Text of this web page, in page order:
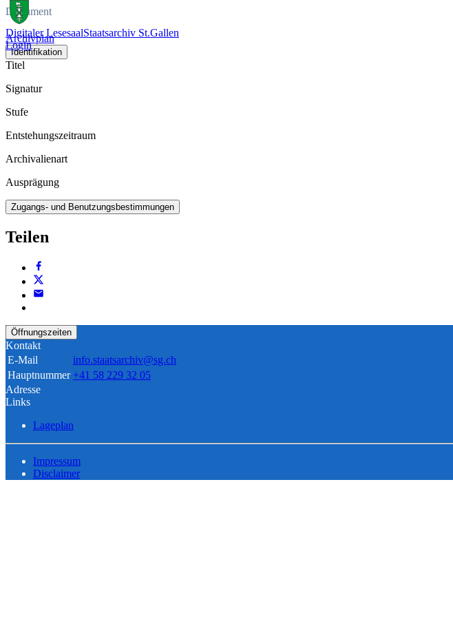
Digitaler LesesaalStaatsarchiv St.Gallen
Login
Dokument
Archivplan
Identifikation
Titel
Signatur
Stufe
Entstehungszeitraum
Archivalienart
Ausprägung
Zugangs- und Benutzungsbestimmungen
Teilen
Öffnungszeiten
Kontakt
E-Mail
info.staatsarchiv@sg.ch
Hauptnummer +41 58 229 32 05
Adresse
Links
Lageplan
Impressum
Disclaimer